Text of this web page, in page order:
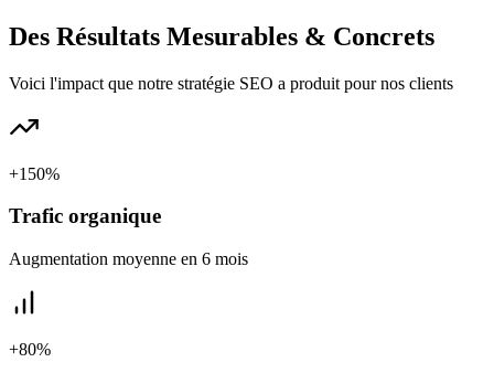
Des Résultats Mesurables & Concrets
Voici l'impact que notre stratégie SEO a produit pour nos clients
+150%
Trafic organique
Augmentation moyenne en 6 mois
+80%